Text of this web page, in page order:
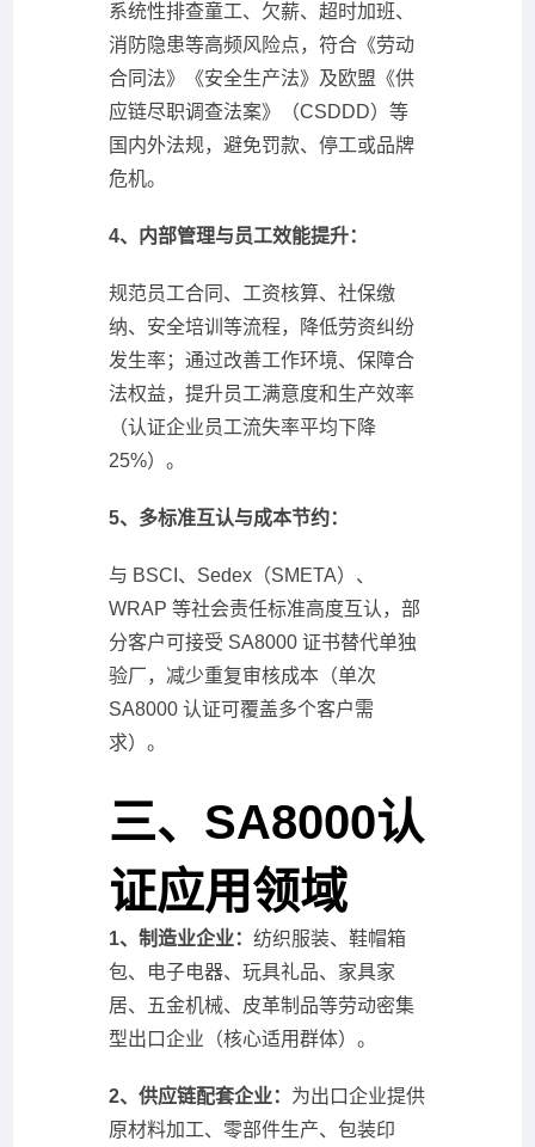
系统性排查童工、欠薪、超时加班、
消防隐患等高频风险点，符合《劳动
合同法》《安全生产法》及欧盟《供
应链尽职调查法案》（CSDDD）等
国内外法规，避免罚款、停工或品牌
危机。
4、内部管理与员工效能提升：
规范员工合同、工资核算、社保缴
纳、安全培训等流程，降低劳资纠纷
发生率；通过改善工作环境、保障合
法权益，提升员工满意度和生产效率
（认证企业员工流失率平均下降
25%）。
5、多标准互认与成本节约：
与 BSCI、Sedex（SMETA）、
WRAP 等社会责任标准高度互认，部
分客户可接受 SA8000 证书替代单独
验厂，减少重复审核成本（单次
SA8000 认证可覆盖多个客户需
求）。
三、SA8000认
证应用领域
1、制造业企业：纺织服装、鞋帽箱
包、电子电器、玩具礼品、家具家
居、五金机械、皮革制品等劳动密集
型出口企业（核心适用群体）。
2、供应链配套企业： 为出口企业提供
原材料加工、零部件生产、包装印